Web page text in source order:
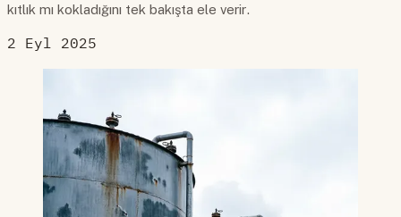
kıtlık mı kokladığını tek bakışta ele verir.
2 Eyl 2025